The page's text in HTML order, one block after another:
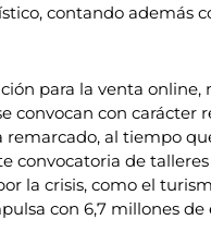
contando además
para la venta online,
convocan con carácter
remarcado, al tiempo
convocatoria de
la crisis, como el
con 6,7 millones